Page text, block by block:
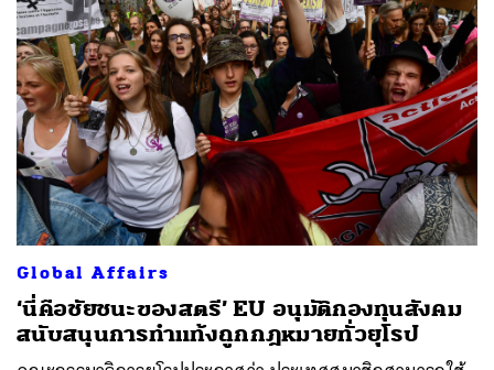
Global Affairs
‘นี่คือชัยชนะของสตรี’ EU อนุมัติกองทุนสังคม
สนับสนุนการทำแท้งถูกกฎหมายทั่วยุโรป
ค้นหา
SHARE TWEET LINE EMAIL